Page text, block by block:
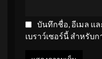
บันทึกชื่อ, อีเมล แ
เบราว์เซอร์นี้ สำหรับ